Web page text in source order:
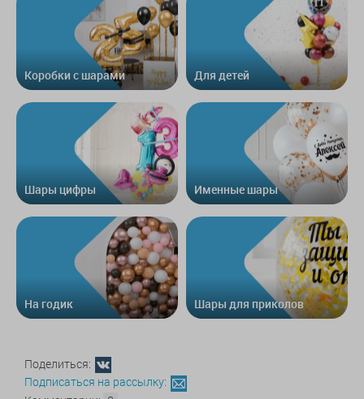
Коробки с шарами Для детей
Шары цифры Именные шары
На годик Шары для приколов
Поделиться:
Подписаться на рассылку: